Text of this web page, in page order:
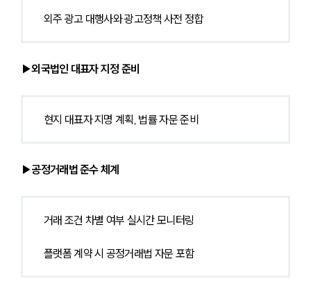
외주 광고 대행사와 광고정책 사전 정합
▶외국법인 대표자 지정 준비
현지 대표자 지명 계획, 법률 자문 준비
▶공정거래법 준수 체계
거래 조건 차별 여부 실시간 모니터링
플랫폼 계약 시 공정거래법 자문 포함